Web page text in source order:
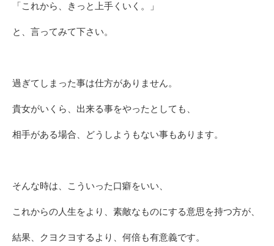
「これから、きっと上手くいく。」
と、言ってみて下さい。
過ぎてしまった事は仕方がありません。
貴女がいくら、出来る事をやったとしても、
相手がある場合、どうしようもない事もあります。
そんな時は、こういった口癖をいい、
これからの人生をより、素敵なものにする意思を持つ方が、
結果、クヨクヨするより、何倍も有意義です。